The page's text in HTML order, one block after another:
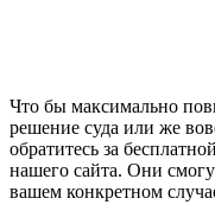
Что бы максимально
решение суда или же
обратитесь за
нашего сайта. Они
вашем конкретном